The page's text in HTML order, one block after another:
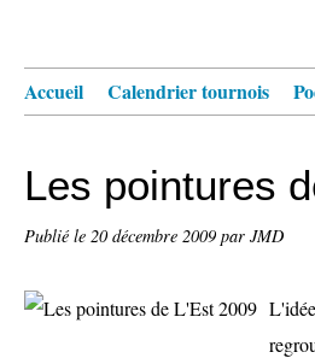
Accueil Calendrier tournois
Les pointures
Publié le 20 décembre 2009 par JMD